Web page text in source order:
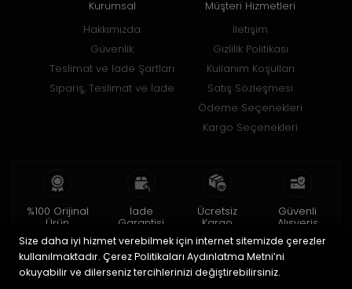
Kurumsal
Hakkımızda
Güvenlik
Teslimat ve İade Şartları
Sipariş, Teslimat ve İade
Müşteri Hizmetleri
İletişim
Gizlilik Politikası
Kullanım Koşulları
Satış Sözleşmesi
Ödeme Seçenekleri
Kargo Seçenekleri
%100 Orijinal
Ürün
2 yıl garanti
İade
Garantisi
15 gün içinde
iade
Ücretsiz
Kargo
150 TL ve üzeri
Güvenli
Alışveriş
256bit SSL ile
Size daha iyi hizmet verebilmek için internet sitemizde çerezler
kullanılmaktadır. Çerez Politikaları Aydınlatma Metni’ni
okuyabilir ve dilerseniz tercihlerinizi değiştirebilirsiniz.